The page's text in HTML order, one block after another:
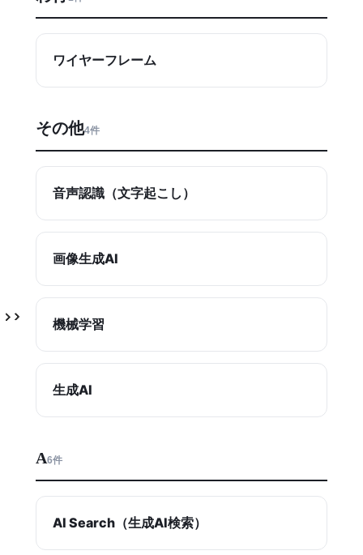
ワイヤーフレーム
その他4件
音声認識（文字起こし）
画像生成AI
機械学習
生成AI
A6件
AI Search（生成AI検索）